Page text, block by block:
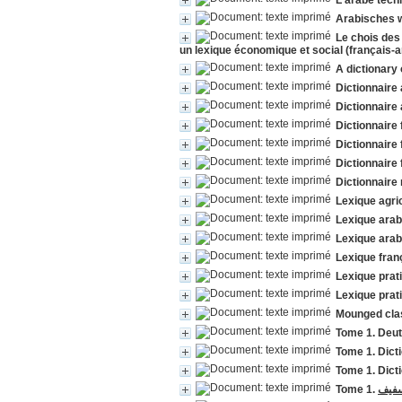
Arabisches
Le chois
un lexique économique et social (français-
A dictionary
Dictionnaire
Dictionnaire
Dictionnaire
Dictionnaire
Dictionnaire
Dictionnaire
Lexique
Lexique
Lexique
Lexique
Lexique
Lexique
Mounged
Tome 1.
Tome 1.
Tome 1.